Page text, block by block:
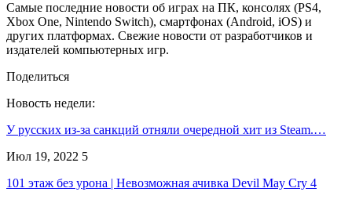
Самые последние новости об играх на ПК, консолях (PS4,
Xbox One, Nintendo Switch), смартфонах (Android, iOS) и
других платформах. Свежие новости от разработчиков и
издателей компьютерных игр.
Поделиться
Новость недели:
У русских из-за санкций отняли очередной хит из Steam.…
Июл 19, 2022 5
101 этаж без урона | Невозможная ачивка Devil May Cry 4